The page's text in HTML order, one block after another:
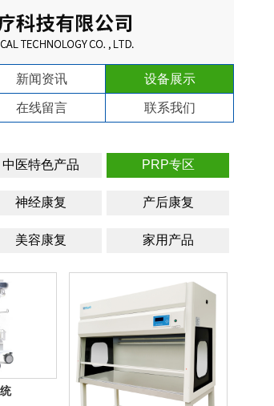
新闻资讯 设备展示
在线留言
联系我们
中医特色产品 PRP专区
神经康复 产后康复
美容康复 家用产品